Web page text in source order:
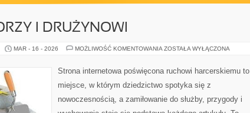
I DRUŻYNOWI
MAR - 16 - 2026 MOŻLIWOŚĆ KOMENTOWANIA INSTRUKTORZY
ZOSTAŁA WYŁĄCZONA
Strona internetowa poświęcona ruchowi harcerskiemu to
miejsce, w którym dziedzictwo spotyka się z
nowoczesnością, a zamiłowanie do służby, przygody i